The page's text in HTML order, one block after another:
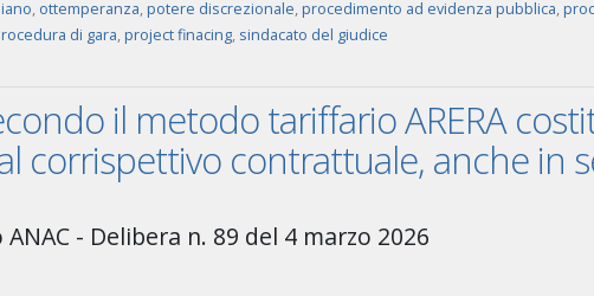
, ottemperanza,potere discrezionale,procedimento ad evidenza pubblica,
di gara,project finacing, sindacato del giudice
il metodo tariffario ARERA
corrispettivo contrattuale, anche in
- Delibera n. 89 del 4 marzo 2026